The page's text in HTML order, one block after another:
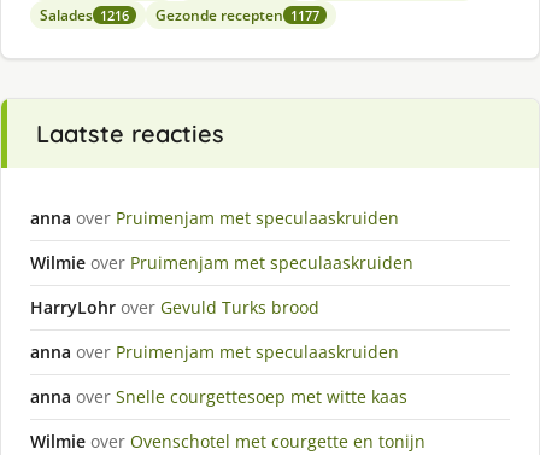
Salades 1216 Gezonde recepten 1177
Laatste reacties
anna over Pruimenjam met speculaaskruiden
Wilmie over Pruimenjam met speculaaskruiden
HarryLohr over Gevuld Turks brood
anna over Pruimenjam met speculaaskruiden
anna over Snelle courgettesoep met witte kaas
Wilmie over Ovenschotel met courgette en tonijn